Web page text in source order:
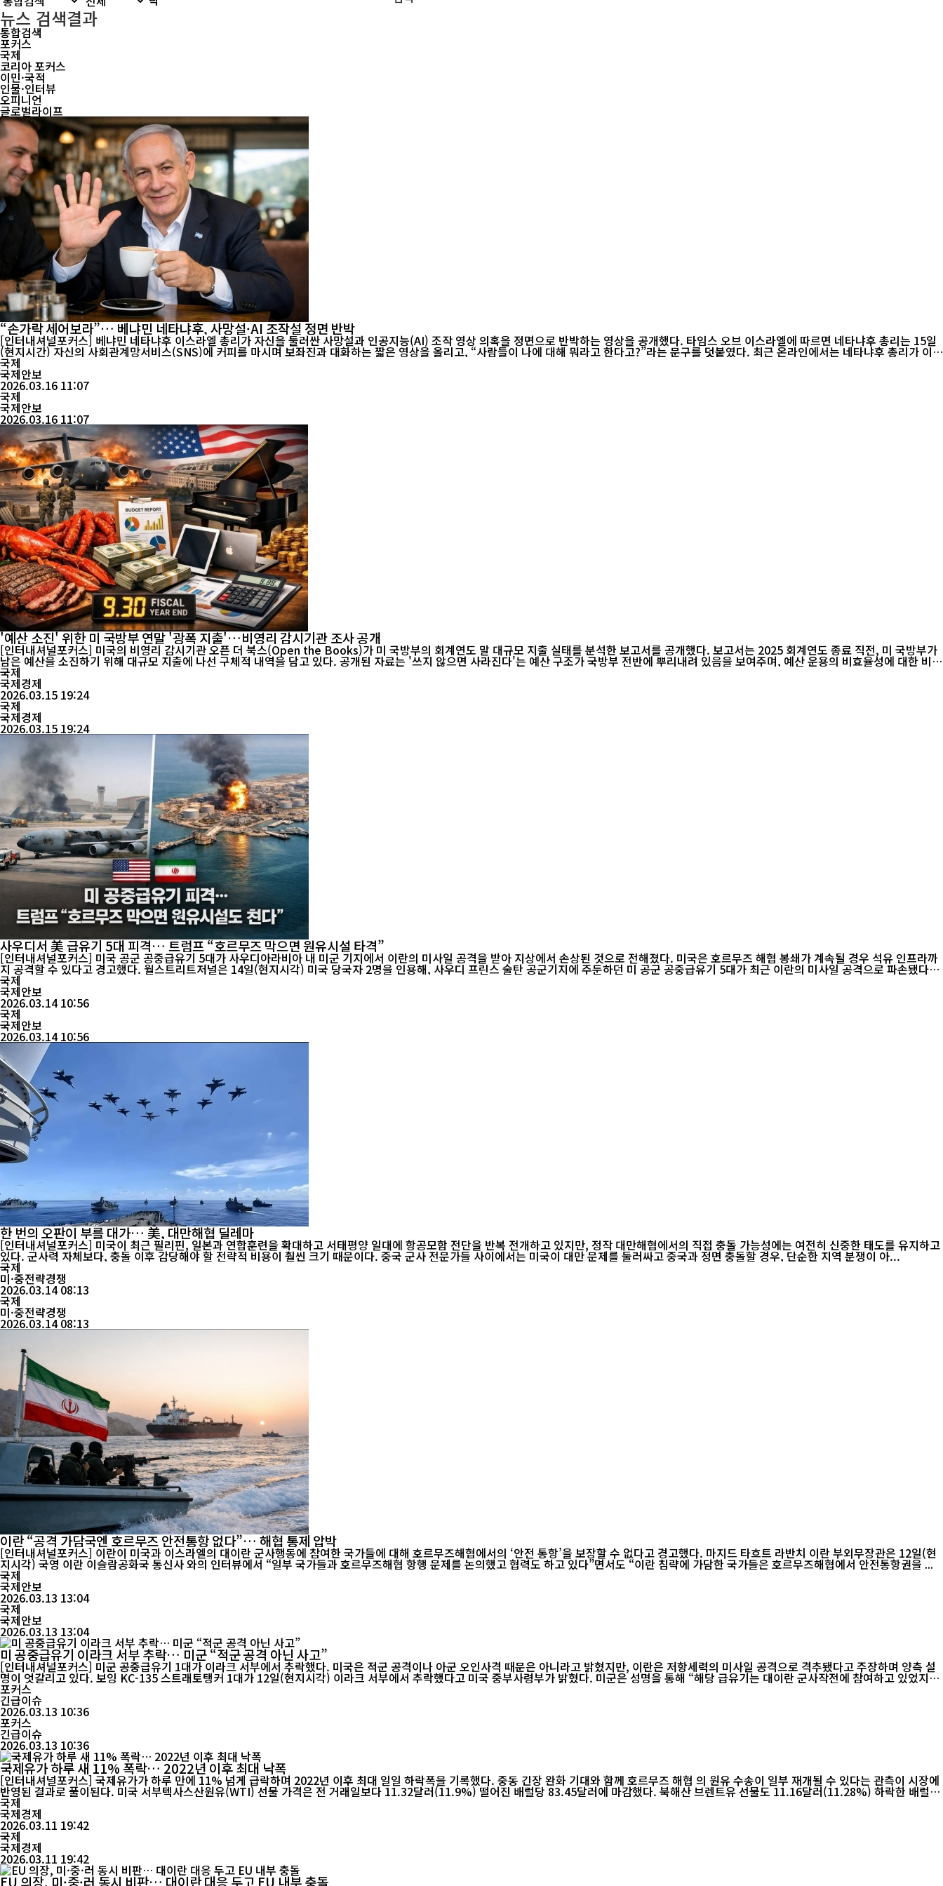
뉴스 검색결과
통합검색
포커스
국제
코리아 포커스
이민·국적
인물·인터뷰
오피니언
글로벌라이프
“손가락 세어보라”… 베냐민 네타냐후, 사망설·AI 조작설 정면 반박
[인터내셔널포커스] 베냐민 네타냐후 이스라엘 총리가 자신을 둘러싼 사망설과 인공지능(AI) 조작 영상 의혹을 정면으로 반박하는 영상을 공개했다. 타임스 오브 이스라엘에 따르면 네타냐후 총리는 15일
(현지시간) 자신의 사회관계망서비스(SNS)에 커피를 마시며 보좌진과 대화하는 짧은 영상을 올리고, “사람들이 나에 대해 뭐라고 한다고?”라는 문구를 덧붙였다. 최근 온라인에서는 네타냐후 총리가 이란
의 보복 공격...
국제
국제안보
2026.03.16 11:07
국제
국제안보
2026.03.16 11:07
'예산 소진' 위한 미 국방부 연말 '광폭 지출'…비영리 감시기관 조사 공개
[인터내셔널포커스] 미국의 비영리 감시기관 오픈 더 북스(Open the Books)가 미 국방부의 회계연도 말 대규모 지출 실태를 분석한 보고서를 공개했다. 보고서는 2025 회계연도 종료 직전, 미 국방부가
남은 예산을 소진하기 위해 대규모 지출에 나선 구체적 내역을 담고 있다. 공개된 자료는 '쓰지 않으면 사라진다'는 예산 구조가 국방부 전반에 뿌리내려 있음을 보여주며, 예산 운용의 비효율성에 대한 비판
을 다시 불러일으...
국제
국제경제
2026.03.15 19:24
국제
국제경제
2026.03.15 19:24
사우디서 美 급유기 5대 피격… 트럼프 “호르무즈 막으면 원유시설 타격”
[인터내셔널포커스] 미국 공군 공중급유기 5대가 사우디아라비아 내 미군 기지에서 이란의 미사일 공격을 받아 지상에서 손상된 것으로 전해졌다. 미국은 호르무즈 해협 봉쇄가 계속될 경우 석유 인프라까
지 공격할 수 있다고 경고했다. 월스트리트저널은 14일(현지시각) 미국 당국자 2명을 인용해, 사우디 프린스 술탄 공군기지에 주둔하던 미 공군 공중급유기 5대가 최근 이란의 미사일 공격으로 파손됐다고
보도했다. 기...
국제
국제안보
2026.03.14 10:56
국제
국제안보
2026.03.14 10:56
한 번의 오판이 부를 대가… 美, 대만해협 딜레마
[인터내셔널포커스] 미국이 최근 필리핀, 일본과 연합훈련을 확대하고 서태평양 일대에 항공모함 전단을 반복 전개하고 있지만, 정작 대만해협에서의 직접 충돌 가능성에는 여전히 신중한 태도를 유지하고
있다. 군사력 자체보다, 충돌 이후 감당해야 할 전략적 비용이 훨씬 크기 때문이다. 중국 군사 전문가들 사이에서는 미국이 대만 문제를 둘러싸고 중국과 정면 충돌할 경우, 단순한 지역 분쟁이 아...
국제
미·중전략경쟁
2026.03.14 08:13
국제
미·중전략경쟁
2026.03.14 08:13
이란 “공격 가담국엔 호르무즈 안전통항 없다”… 해협 통제 압박
[인터내셔널포커스] 이란이 미국과 이스라엘의 대이란 군사행동에 참여한 국가들에 대해 호르무즈해협에서의 ‘안전 통항’을 보장할 수 없다고 경고했다. 마지드 타흐트 라반치 이란 부외무장관은 12일(현
지시각) 국영 이란 이슬람공화국 통신사 와의 인터뷰에서 “일부 국가들과 호르무즈해협 항행 문제를 논의했고 협력도 하고 있다”면서도 “이란 침략에 가담한 국가들은 호르무즈해협에서 안전통항권을 ...
국제
국제안보
2026.03.13 13:04
국제
국제안보
2026.03.13 13:04
미 공중급유기 이라크 서부 추락… 미군 “적군 공격 아닌 사고”
[인터내셔널포커스] 미군 공중급유기 1대가 이라크 서부에서 추락했다. 미국은 적군 공격이나 아군 오인사격 때문은 아니라고 밝혔지만, 이란은 저항세력의 미사일 공격으로 격추됐다고 주장하며 양측 설
명이 엇갈리고 있다. 보잉 KC-135 스트래토탱커 1대가 12일(현지시각) 이라크 서부에서 추락했다고 미국 중부사령부가 밝혔다. 미군은 성명을 통해 “해당 급유기는 대이란 군사작전에 참여하고 있었지만,
적의 공격이...
포커스
긴급이슈
2026.03.13 10:36
포커스
긴급이슈
2026.03.13 10:36
국제유가 하루 새 11% 폭락… 2022년 이후 최대 낙폭
[인터내셔널포커스] 국제유가가 하루 만에 11% 넘게 급락하며 2022년 이후 최대 일일 하락폭을 기록했다. 중동 긴장 완화 기대와 함께 호르무즈 해협 의 원유 수송이 일부 재개될 수 있다는 관측이 시장에
반영된 결과로 풀이된다. 미국 서부텍사스산원유(WTI) 선물 가격은 전 거래일보다 11.32달러(11.9%) 떨어진 배럴당 83.45달러에 마감했다. 북해산 브렌트유 선물도 11.16달러(11.28%) 하락한 배럴
당...
국제
국제경제
2026.03.11 19:42
국제
국제경제
2026.03.11 19:42
EU 의장, 미·중·러 동시 비판… 대이란 대응 두고 EU 내부 충돌